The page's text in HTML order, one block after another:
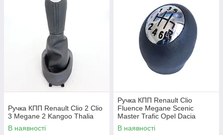
Ручка КПП Renault Clio 2 Clio
3 Megane 2 Kangoo Thalia
В наявності
Ручка КПП Renault Clio
Fluence Megane Scenic
Master Trafic Opel Dacia
В наявності